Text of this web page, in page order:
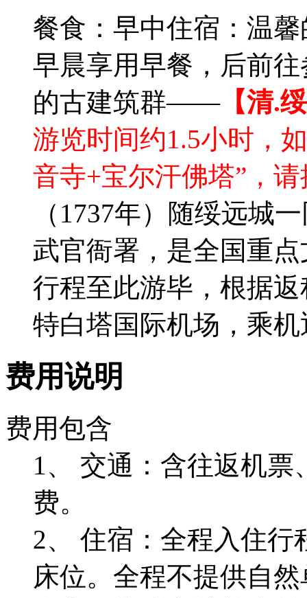
餐食：早中住宿：温馨
早晨享用早餐，后前
的古建筑群——【清.
游览时间约1.5小时，
音寺+宝尔汗佛塔”，
（1737年）随绥远城
武官衙署，是全国重
行程至此游毕，根据
特白塔国际机场，乘
费用说明
费用包含
1、 交通：含往返机
费。
2、 住宿：全程入住
床位。全程不提供自